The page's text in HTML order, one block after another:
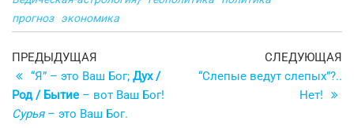
прогноз
экономика
Навигация
по
записям
Предыдущая
запись
ПРЕДЫДУЩАЯ
“Я” – это Ваш Бог; Дух /
Род / Бытие – вот Ваш Бог!
Сурья– это Ваш Бог.
СЛЕДУЮЩАЯ
“Слепые ведут слепых”?..
Нет!